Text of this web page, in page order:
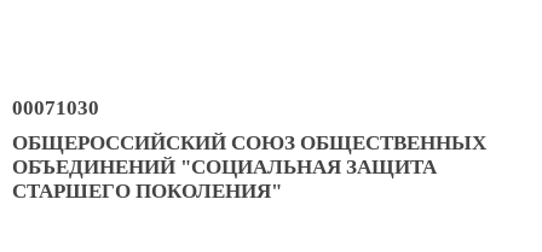
00071030
ОБЩЕРОССИЙСКИЙ СОЮЗ ОБЩЕСТВЕННЫХ
ОБЪЕДИНЕНИЙ "СОЦИАЛЬНАЯ ЗАЩИТА
СТАРШЕГО ПОКОЛЕНИЯ"